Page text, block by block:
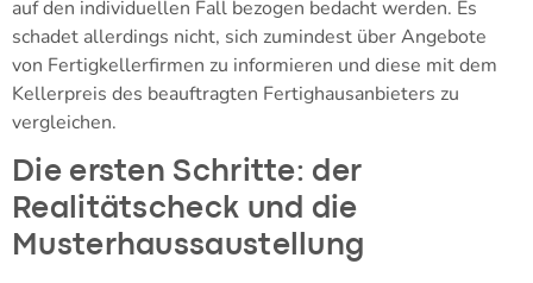
auf den individuellen Fall bezogen bedacht werden. Es
schadet allerdings nicht, sich zumindest über Angebote
von Fertigkellerfirmen zu informieren und diese mit dem
Kellerpreis des beauftragten Fertighausanbieters zu
vergleichen.
Die ersten Schritte: der
Realitätscheck und die
Musterhaussaustellung